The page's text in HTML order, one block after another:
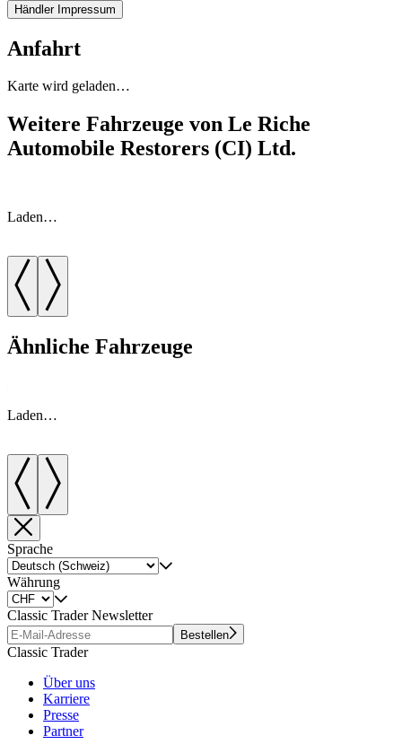
Händler Impressum
Anfahrt
Karte wird geladen…
Weitere Fahrzeuge von Le Riche
Automobile Restorers (CI) Ltd.
Laden…
Ähnliche Fahrzeuge
Laden…
Sprache
Währung
Classic Trader Newsletter
Bestellen
Classic Trader
Über uns
Karriere
Presse
Partner